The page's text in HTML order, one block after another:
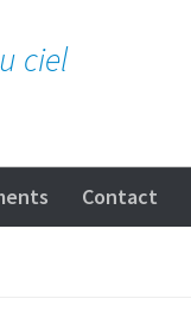
ciel
Contact